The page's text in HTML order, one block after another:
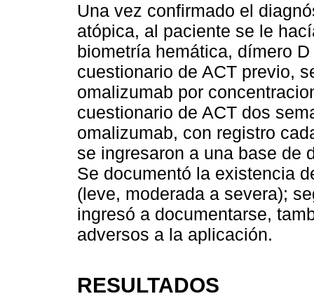
Una vez confirmado el
atópica, al paciente se le
biometría hemática, dímero
cuestionario de ACT previo,
omalizumab por
cuestionario de ACT dos
omalizumab, con registro
se ingresaron a una base de
Se documentó la existencia
(leve, moderada a severa);
ingresó a documentarse,
adversos a la aplicación.
RESULTADOS